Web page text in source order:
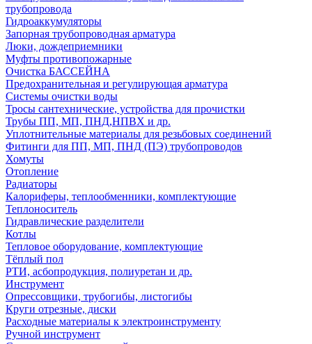
трубопровода
Гидроаккумуляторы
Запорная трубопроводная арматура
Люки, дождеприемники
Муфты противопожарные
Очистка БАССЕЙНА
Предохранительная и регулирующая арматура
Системы очистки воды
Тросы сантехнические, устройства для прочистки
Трубы ПП, МП, ПНД,НПВХ и др.
Уплотнительные материалы для резьбовых соединений
Фитинги для ПП, МП, ПНД (ПЭ) трубопроводов
Хомуты
Отопление
Радиаторы
Калориферы, теплообменники, комплектующие
Теплоноситель
Гидравлические разделители
Котлы
Тепловое оборудование, комплектующие
Тёплый пол
РТИ, асбопродукция, полиуретан и др.
Инструмент
Опрессовщики, трубогибы, листогибы
Круги отрезные, диски
Расходные материалы к электроинструменту
Ручной инструмент